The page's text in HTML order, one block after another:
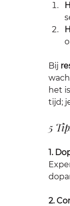
Bij
het
tijd;
5
1.
2.